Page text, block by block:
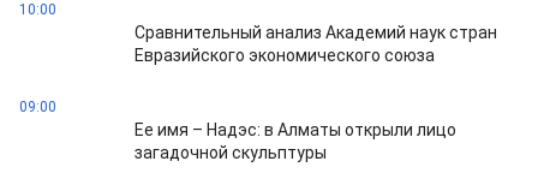
10:00
Сравнительный анализ Академий наук стран
Евразийского экономического союза
09:00
Ее имя – Надэс: в Алматы открыли лицо
загадочной скульптуры